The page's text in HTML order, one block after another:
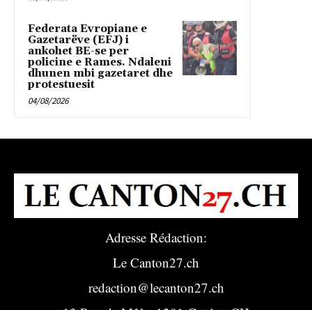
Federata Evropiane e
Gazetarëve (EFJ) i
ankohet BE-se per
policine e Rames. Ndaleni
dhunen mbi gazetaret dhe
protestuesit
04/08/2026
Adresse Rédaction:
Le Canton27.ch
redaction@lecanton27.ch